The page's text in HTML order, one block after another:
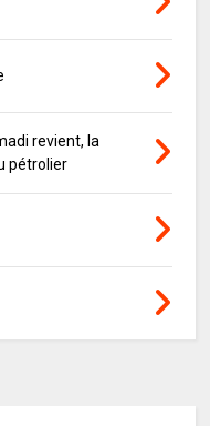
revient, la
pétrolier